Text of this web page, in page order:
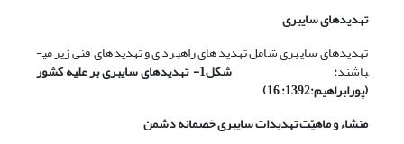
تهدیدهای سایبری
تهدیدهایسایبری شامل تهدیدهای راهبردی و تهدیدهای فنی زیر می­
باشند: شکل1- تهدیدهای سایبری بر علیه کشور
(پورابراهیم:1392: 16)
منشاء و ماهیّت تهدیدات سایبری خصمانه دشمن